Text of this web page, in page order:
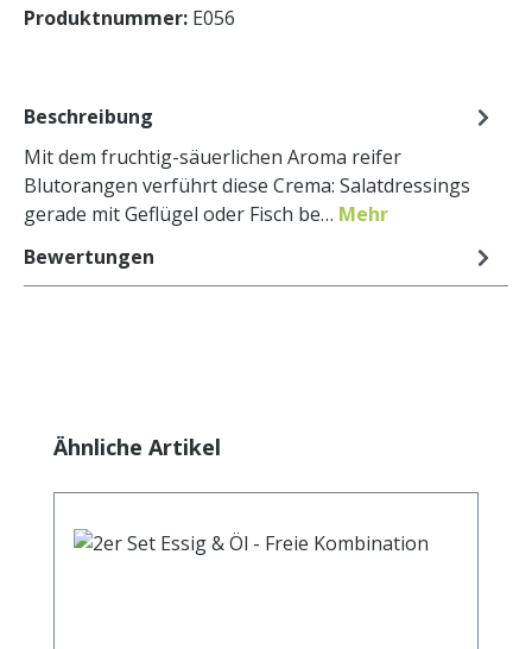
Produktnummer: E056
Beschreibung
Mit dem fruchtig-säuerlichen Aroma reifer
Blutorangen verführt diese Crema: Salatdressings
gerade mit Geflügel oder Fisch be… Mehr
Bewertungen
Produktgalerie überspringen
Ähnliche Artikel